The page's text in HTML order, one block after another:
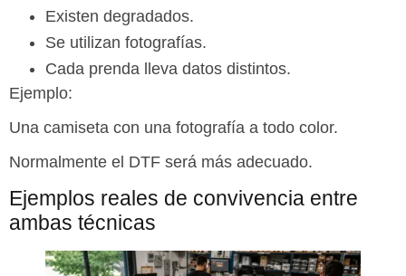
Existen degradados.
Se utilizan fotografías.
Cada prenda lleva datos distintos.
Ejemplo:
Una camiseta con una fotografía a todo color.
Normalmente el DTF será más adecuado.
Ejemplos reales de convivencia entre
ambas técnicas